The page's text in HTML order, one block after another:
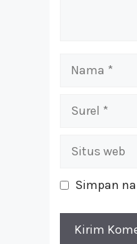
Nama
Surel
Situs
Simpan